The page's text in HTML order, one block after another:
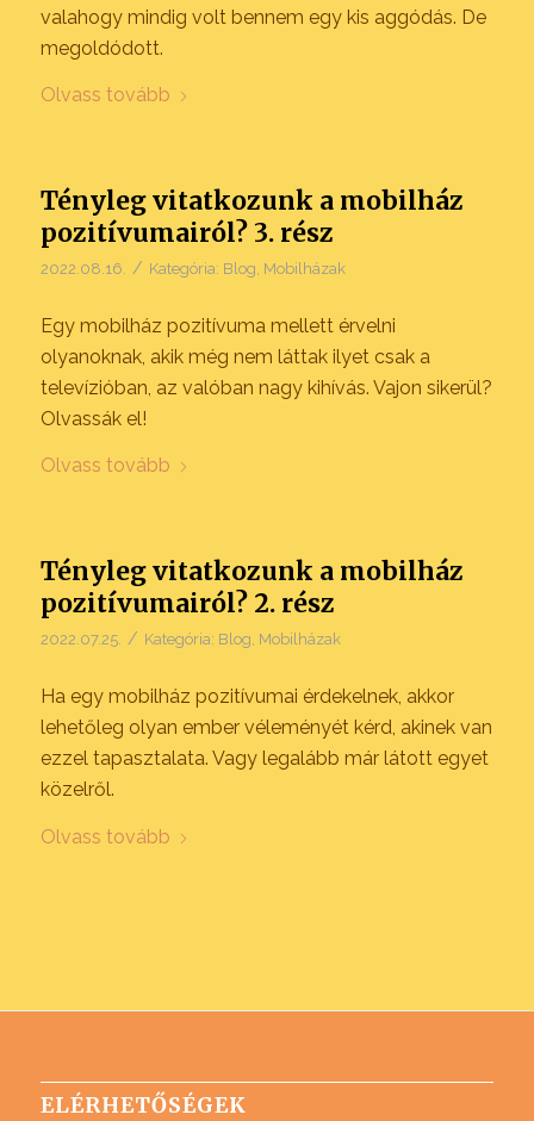
valahogy mindig volt bennem egy kis aggódás. De
megoldódott.
Olvass tovább
Tényleg vitatkozunk a mobilház
pozitívumairól? 3. rész
2022.08.16. / Kategória: Blog, Mobilházak
Egy mobilház pozitívuma mellett érvelni
olyanoknak, akik még nem láttak ilyet csak a
televízióban, az valóban nagy kihívás. Vajon sikerül?
Olvassák el!
Olvass tovább
Tényleg vitatkozunk a mobilház
pozitívumairól? 2. rész
2022.07.25. / Kategória: Blog, Mobilházak
Ha egy mobilház pozitívumai érdekelnek, akkor
lehetőleg olyan ember véleményét kérd, akinek van
ezzel tapasztalata. Vagy legalább már látott egyet
közelről.
Olvass tovább
ELÉRHETŐSÉGEK